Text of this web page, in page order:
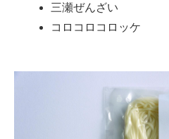
三瀬ぜんざい
コロコロコロッケ